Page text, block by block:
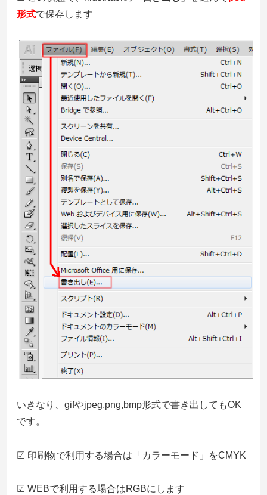
形式で保存します
いきなり、gifやjpeg,png,bmp形式で書き出してもOK
です。
☑ 印刷物で利用する場合は「カラーモード」をCMYK
☑ WEBで利用する場合はRGBにします